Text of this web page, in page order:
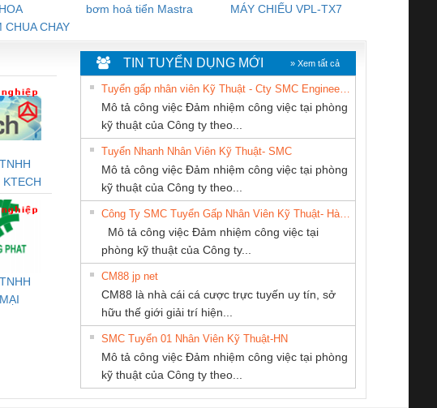
CHUA CHAY
bơm hoả tiển Mastra MÁY CHIẾU VPL-TX7
-
Rơ Le An Toàn
Phoenix Contact
2986960 – PSR-
SCP-
24DC/FSP/2X1/1X2
Bộ giám sát chuỗi
tấm pin
TRANSCLINIC 16I+
1K5 H (2502520000)
Bộ giám sát chuỗi
tấm pin
TRANSCLINIC 16I+
1K5 L (2433950000)
Bộ giám sát dòng
TRANSCLINIC 16I+
(2008130000)
Bộ chỉnh lưu nguồn
điện TRANSCLINIC
BKE 1K5.4
(7791400879)2. Giá
Nẹp nhôm chống
trơn Đà Nẵng
KTECH
CONG TY TNHH
TM-DV DAI DONG
THANH
CÔNG TY CỔ
PHẦN DÂY VÀ
CÁP ĐIỆN
THƯỢNG ĐÌNH
CÔNG TY CỔ
TIẾN HƯNG
CÔNG TY TNHH
MEKONG MARINE
SUPPLY
KINH DOANH
DỊCH VỤ XNK
PHƯƠNG NAM
Thiết Bị Điện Nam
TIN TUYỂN DỤNG MỚI » Xem tất cả
Mô tả công việc Đảm nhiệm công việc tại phòng
kỹ thuật của Công ty theo...
Tuyển Nhanh Nhân Viên Kỹ Thuật- SMC
Mô tả công việc Đảm nhiệm công việc tại phòng
kỹ thuật của Công ty theo...
Mô tả công việc Đảm nhiệm công việc tại
phòng kỹ thuật của Công ty...
CM88 jp net
CM88 là nhà cái cá cược trực tuyến uy tín, sở
hữu thế giới giải trí hiện...
SMC Tuyển 01 Nhân Viên Kỹ Thuật-HN
Mô tả công việc Đảm nhiệm công việc tại phòng
kỹ thuật của Công ty theo...